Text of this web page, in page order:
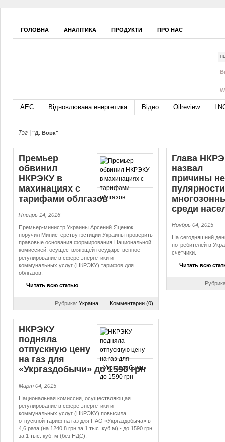
ГОЛОВНА АНАЛІТИКА ПРОДУКТИ ПРО НАС
АЕС Відновлювана енергетика Відео Oilreview
Тэг | "Д. Вовк"
Премьер
обвинил
НКРЭКУ в
махинациях с
тарифами облгазов
Январь 14, 2016
Премьер-министр Украины Арсений Яценюк
поручил Министерству юстиции Украины проверить
правовые основания формирования Национальной
комиссией, осуществляющей государственное
регулирование в сфере энергетики и
коммунальных услуг (НКРЭКУ) тарифов для
облгазов.
Читать всю статью
Рубрика: Україна Комментарии (0)
Глава
назвал
причины
пу­ляр­но­сти
среди
Ноябрь 04, 2015
На сегодняшний
потребителей в
счетчики.
Читать всю
НКРЭКУ
подняла
отпускную цену
на газ для
«Укргаздобычи» до 1590 грн
Март 04, 2015
Национальная комиссия, осуществляющая
регулирование в сфере энергетики и
коммунальных услуг (НКРЭКУ) повысила
отпускной тариф на газ для ПАО «Укргаздобыча» в
4,6 раза (на 1240,8 грн за 1 тыс. куб м) - до 1590 грн
за 1 тыс. куб. м (без НДС).